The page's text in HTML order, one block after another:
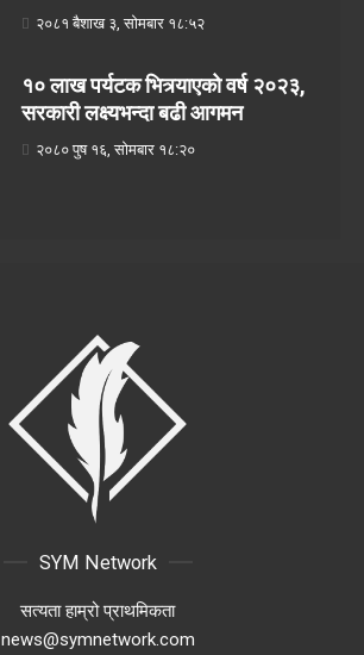
२०८१ बैशाख ३, सोमबार १८:५२
१० लाख पर्यटक भित्र्याएको वर्ष २०२३,
सरकारी लक्ष्यभन्दा बढी आगमन
२०८० पुष १६, सोमबार १८:२०
SYM Network
सत्यता हाम्रो प्राथमिकता
news@symnetwork.com